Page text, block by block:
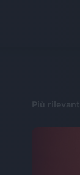
Più rilevanti